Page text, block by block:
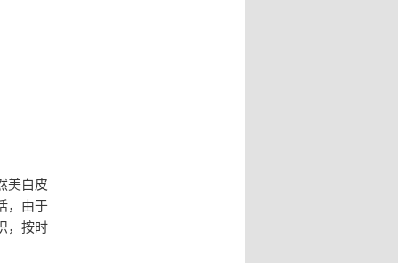
美白皮
，由于
，按时